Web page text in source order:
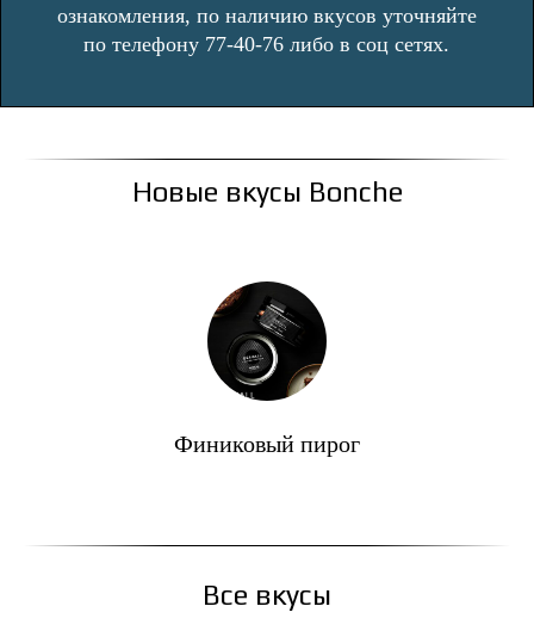
ознакомления, по наличию вкусов уточняйте
по телефону 77-40-76 либо в соц сетях.
Новые вкусы Bonche
Финиковый пирог
Все вкусы